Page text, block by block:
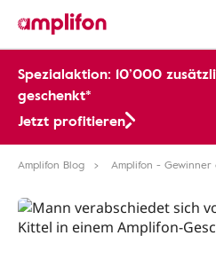
Spezialaktion: 10’000
geschenkt*
Jetzt profitieren
Amplifon Blog Amplifon - Gewinner